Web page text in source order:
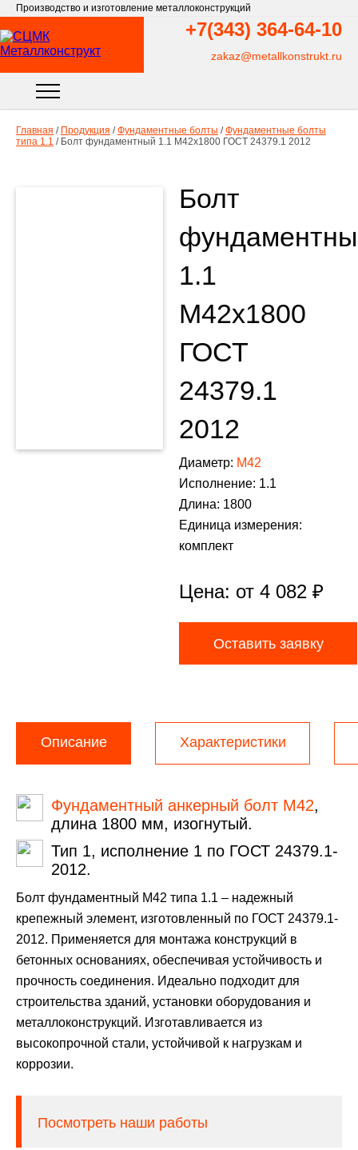
Производство и изготовление металлоконструкций
+7(343) 364-64-10
zakaz@metallkonstrukt.ru
Главная / Продукция / Фундаментные болты / Фундаментные болты
типа 1.1 / Болт фундаментный 1.1 М42х1800 ГОСТ 24379.1 2012
Болт
1.1
М42х1800
ГОСТ
24379.1
2012
Диаметр: М42
Исполнение: 1.1
Длина: 1800
Единица измерения:
комплект
Цена: от 4 082 ₽
Оставить заявку
Описание Характеристики
Фундаментный анкерный болт М42,
длина 1800 мм, изогнутый.
Тип 1, исполнение 1 по ГОСТ 24379.1-
2012.
Болт фундаментный М42 типа 1.1 – надежный
крепежный элемент, изготовленный по ГОСТ 24379.1-
2012. Применяется для монтажа конструкций в
бетонных основаниях, обеспечивая устойчивость и
прочность соединения. Идеально подходит для
строительства зданий, установки оборудования и
металлоконструкций. Изготавливается из
высокопрочной стали, устойчивой к нагрузкам и
коррозии.
Посмотреть наши работы